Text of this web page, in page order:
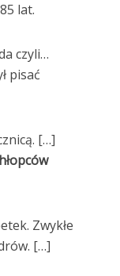
lat.
czyli…
pisać
[…]
Zwykłe
[…]